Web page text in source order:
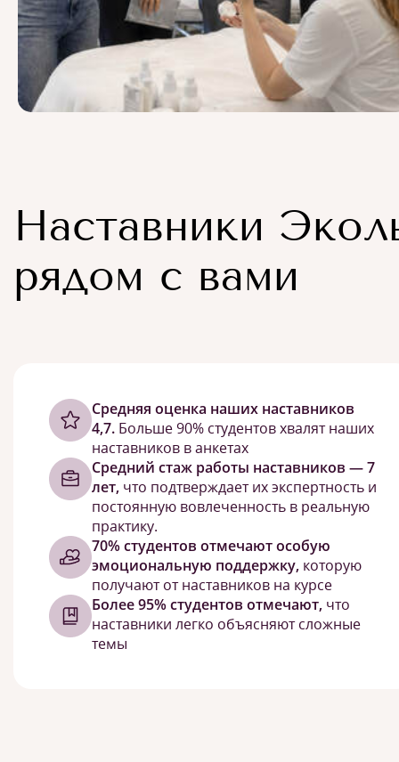
Наставники
рядом с вами
Cредняя оценка наших наставников
4,7. Больше 90% студентов хвалят наших
наставников в анкетах
Средний стаж работы наставников — 7
лет, что подтверждает их экспертность и
постоянную вовлеченность в реальную
практику.
70% студентов отмечают особую
эмоциональную поддержку, которую
получают от наставников на курсе
Более 95% студентов отмечают, что
наставники легко объясняют сложные
темы